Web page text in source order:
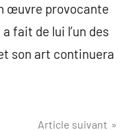
œuvre provocante
fait de lui l’un des
son art continuera
Article suivant